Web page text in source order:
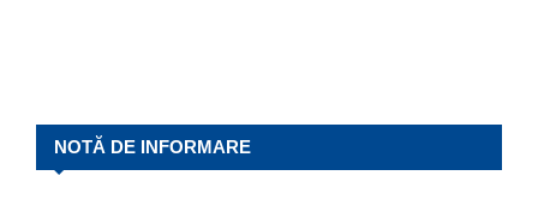
NOTĂ DE INFORMARE